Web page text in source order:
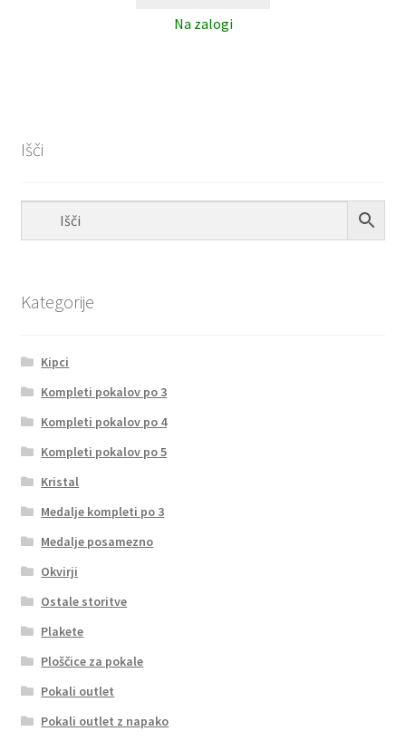
Na zalogi
Išči
Kategorije
Kipci
Kompleti pokalov po 3
Kompleti pokalov po 4
Kompleti pokalov po 5
Kristal
Medalje kompleti po 3
Medalje posamezno
Okvirji
Ostale storitve
Plakete
Ploščice za pokale
Pokali outlet
Pokali outlet z napako